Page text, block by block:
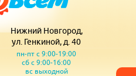
Нижний Новгород,
ул. Генкиной, д. 40
пн-пт с 9:00-19:00
сб с 9:00-16:00
вс выходной